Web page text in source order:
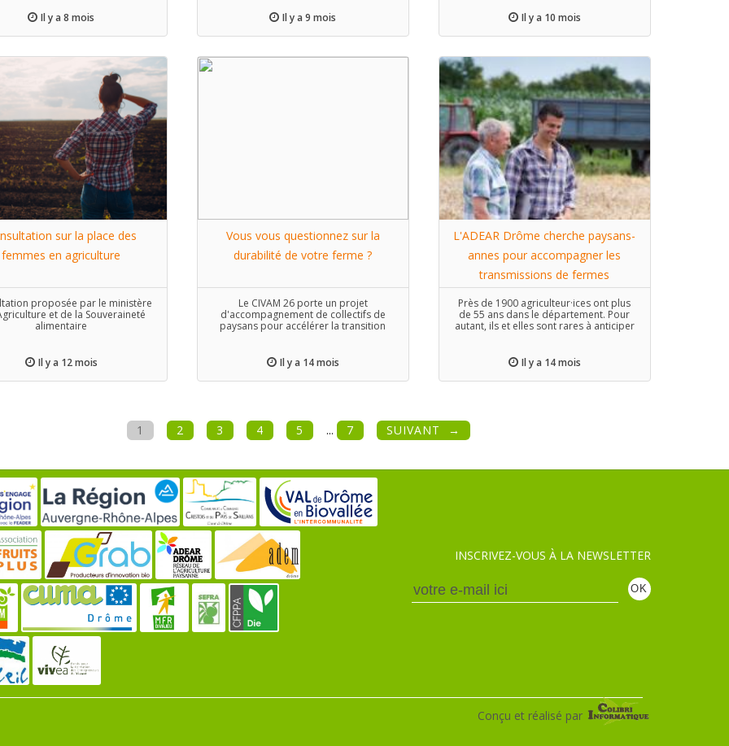
Il y a 8 mois
Il y a 9 mois
Il y a 10 mois
sur la place des
femmes en agriculture
proposée par le ministère
et de la Souveraineté
alimentaire
Il y a 12 mois
Vous vous questionnez sur la
durabilité de votre ferme ?
Le CIVAM 26 porte un projet
d'accompagnement de collectifs de
paysans pour accélérer la transition
Il y a 14 mois
L'ADEAR Drôme cherche paysans-
annes pour accompagner les
transmissions de fermes
Près de 1900 agriculteur·ices ont plus
de 55 ans dans le département. Pour
autant, ils et elles sont rares à anticiper
Il y a 14 mois
1 2 3 4 5 ... 7 SUIVANT
INSCRIVEZ-VOUS À LA NEWSLETTER
Conçu et réalisé par